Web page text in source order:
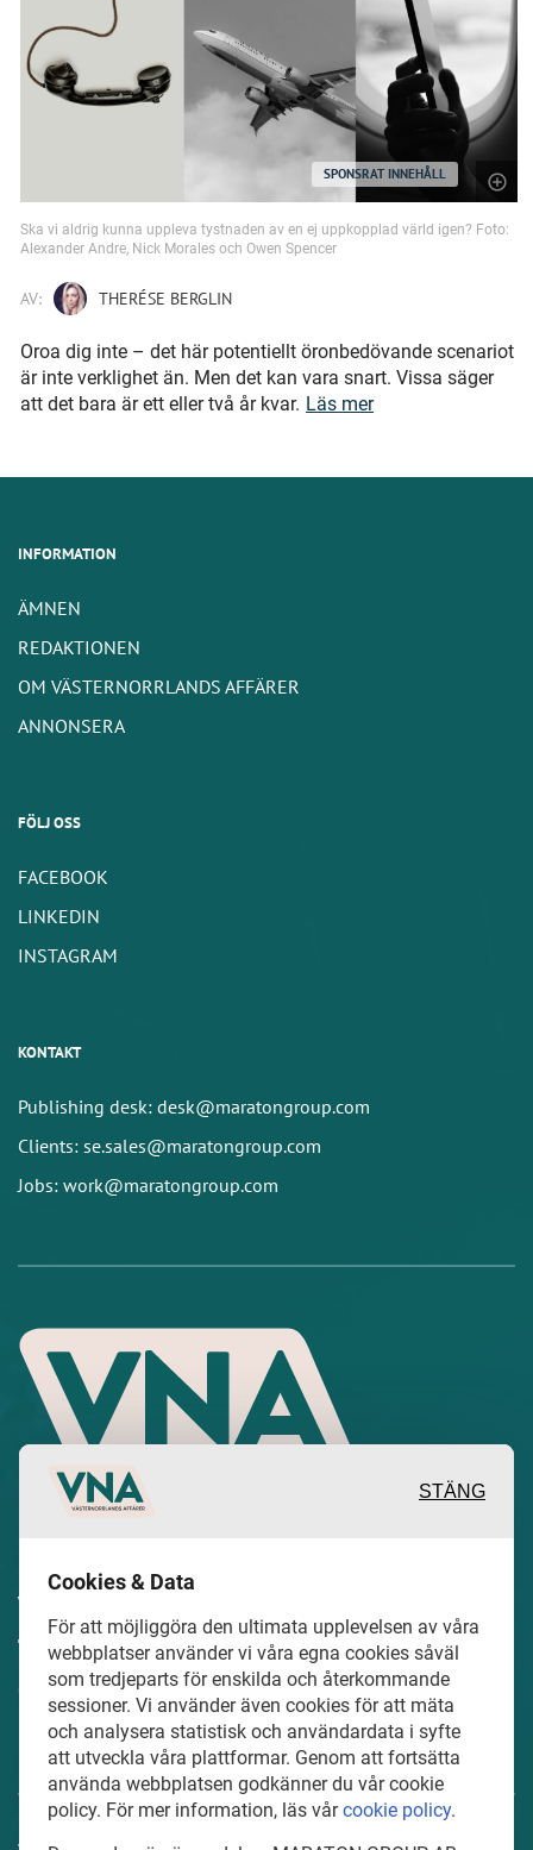
SPONSRAT INNEHÅLL
Ska vi aldrig kunna uppleva tystnaden av en ej uppkopplad värld igen? Foto:
Alexander Andre, Nick Morales och Owen Spencer
AV: THERÉSE BERGLIN
Oroa dig inte – det här potentiellt öronbedövande scenariot
är inte verklighet än. Men det kan vara snart. Vissa säger
att det bara är ett eller två år kvar. Läs mer
INFORMATION
ÄMNEN
REDAKTIONEN
OM VÄSTERNORRLANDS AFFÄRER
ANNONSERA
FÖLJ OSS
FACEBOOK
LINKEDIN
INSTAGRAM
KONTAKT
Publishing desk: desk@maratongroup.com
Clients: se.sales@maratongroup.com
Jobs: work@maratongroup.com
värdefulla berättelser och reportage
från och om det lokala näringslivet och
dess aktörer samt en hel del annan
läsvärt innehåll.
STÄNG
Cookies & Data
För att möjliggöra den ultimata upplevelsen av våra
webbplatser använder vi våra egna cookies såväl
som tredjeparts för enskilda och återkommande
sessioner. Vi använder även cookies för att mäta
och analysera statistisk och användardata i syfte
att utveckla våra plattformar. Genom att fortsätta
använda webbplatsen godkänner du vår cookie
policy. För mer information, läs vårcookie policy.